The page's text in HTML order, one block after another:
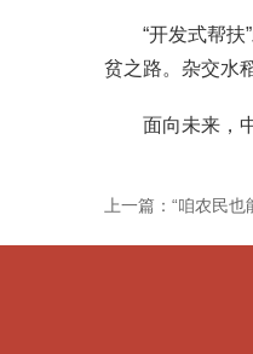
“开发式帮扶”
贫之路。杂交水
面向未来，中
上一篇：“咱农民